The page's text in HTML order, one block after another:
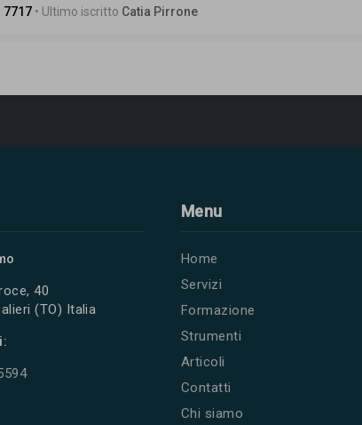
7717• Ultimo iscritto Catia Pirrone
40
(TO) Italia
Menu
Home
Servizi
Formazione
Strumenti
Articoli
Contatti
Chi siamo